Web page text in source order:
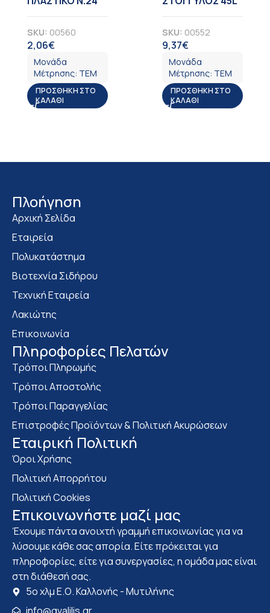
SKU: 00560
2,06€
Μονάδα
Μέτρησης: ΤΕΜ
ΠΡΟΣΘΉΚΗ ΣΤΟ
ΚΑΛΆΘΙ
SKU: 00552
9,37€
Μονάδα
Μέτρησης: ΤΕΜ
ΠΡΟΣΘΉΚΗ ΣΤΟ
ΚΑΛΆΘΙ
Πλοήγηση
Αρχική Σελίδα
Εταιρεία
Πολυκατάστημα
Bιοτεχνία Σιδήρου
Τεχνική Εταιρεία
Λακιώτης
Επικοινωνία
Πληροφορίες Πελατών
Τρόποι Πληρωμής
Τρόποι Αποστολής
Τρόποι Παραγγελίας
Επιστροφές Προϊόντων & Πολιτική Ακυρώσεων
Eταιρική Πολιτική
Όροι Χρήσης
Πολιτική Απορρήτου
Πολιτική Cookies
Επικοινωνήστε μαζί μας
Έχουμε πάντα ανοιχτή γραμμή επικοινωνίας για να
λύσουμε κάθε σας απορία. Είτε πρόκειται για
πληροφορίες, είτε για συνεργασίες, η ομάδα μας είναι
στη διάθεσή σας.
5ο χλμ Ε.Ο. Καλλονής - Μυτιλήνης